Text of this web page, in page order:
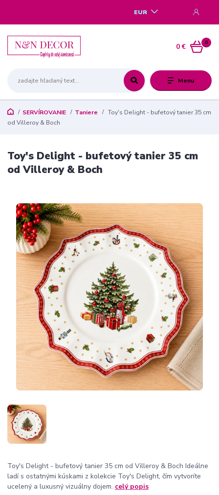
Menu
EUR
0
0 €
SERVÍROVANIE Taniere
Toy's Delight - bufetový tanier 35 cm
od Villeroy & Boch
Toy's Delight - bufetový tanier 35 cm
od Villeroy & Boch
Toy's Delight - bufetový tanier 35 cm od Villeroy & Boch Ideálne
ladí s ostatnými kúskami z kolekcie Toy's Delight, čím vytvoríte
ucelený a luxusný vizuálny dojem. celý popis